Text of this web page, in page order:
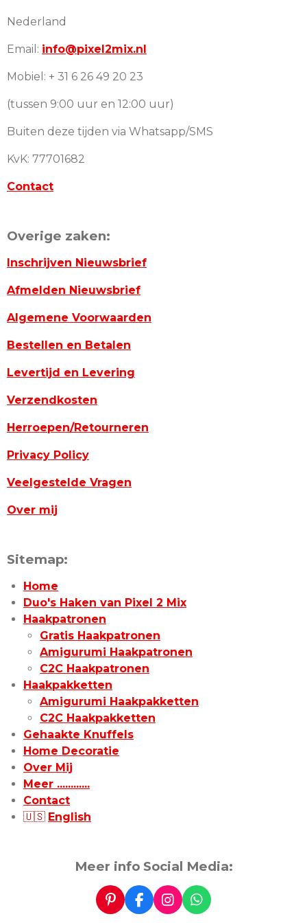
Nederland
Email: info@pixel2mix.nl
Mobiel: + 31 6 26 49 20 23
(tussen 9:00 uur en 12:00 uur)
Buiten deze tijden via Whatsapp/SMS
KvK: 77701682
Contact
Overige zaken:
Inschrijven Nieuwsbrief
Afmelden Nieuwsbrief
Algemene Voorwaarden
Bestellen en Betalen
Levertijd en Levering
Verzendkosten
Herroepen/Retourneren
Privacy Policy
Veelgestelde Vragen
Over mij
Sitemap:
Home
Duo's Haken van Pixel 2 Mix
Haakpatronen
Gratis Haakpatronen
Amigurumi Haakpatronen
C2C Haakpatronen
Haakpakketten
Amigurumi Haakpakketten
C2C Haakpakketten
Gehaakte Knuffels
Home Decoratie
Over Mij
Meer ............
Contact
🇺🇸 English
Meer info Social Media:
P
i
F
a
I
n
W
h